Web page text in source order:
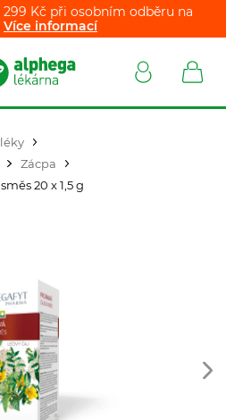
299 Kč při osobním odběru na
Více informací
Zácpa
20 x 1,5 g